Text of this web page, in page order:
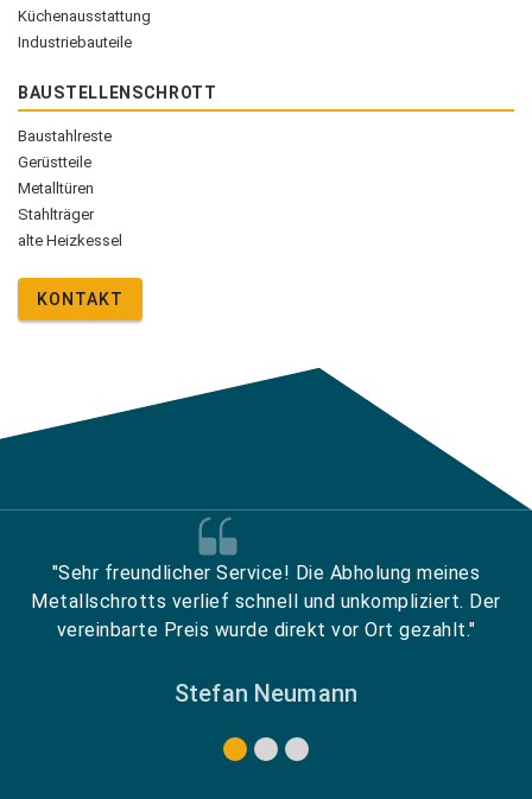
Küchenausstattung
Industriebauteile
BAUSTELLENSCHROTT
Baustahlreste
Gerüstteile
Metalltüren
Stahlträger
alte Heizkessel
KONTAKT
"Sehr freundlicher Service! Die Abholung meines
Metallschrotts verlief schnell und unkompliziert. Der
vereinbarte Preis wurde direkt vor Ort gezahlt."
Stefan Neumann